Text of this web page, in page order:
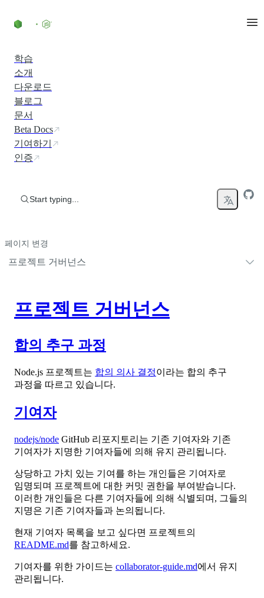
학습
소개
다운로드
블로그
문서
Beta Docs
기여하기
인증
Start typing...
페이지 변경
프로젝트 거버넌스
프로젝트 거버넌스
합의 추구 과정
Node.js 프로젝트는 합의 의사 결정이라는 합의 추구
과정을 따르고 있습니다.
기여자
nodejs/node GitHub 리포지토리는 기존 기여자와 기존
기여자가 지명한 기여자들에 의해 유지 관리됩니다.
상당하고 가치 있는 기여를 하는 개인들은 기여자로
임명되며 프로젝트에 대한 커밋 권한을 부여받습니다.
이러한 개인들은 다른 기여자들에 의해 식별되며, 그들의
지명은 기존 기여자들과 논의됩니다.
현재 기여자 목록을 보고 싶다면 프로젝트의
README.md를 참고하세요.
기여자를 위한 가이드는 collaborator-guide.md에서 유지
관리됩니다.